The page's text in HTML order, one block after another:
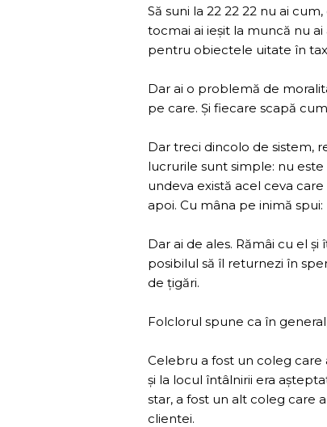
Să suni la 22 22 22 nu ai
tocmai ai ieșit la muncă nu
pentru obiectele uitate în
Dar ai o problemă de
pe care. Și fiecare scapă
Dar treci dincolo de sistem,
lucrurile sunt simple: nu
undeva există acel ceva
apoi. Cu mâna pe inimă
Dar ai de ales. Rămâi cu el
posibilul să îl returnezi în
de țigări.
Folclorul spune ca în
Celebru a fost un coleg
și la locul întâlnirii era
star, a fost un alt coleg care
clientei.